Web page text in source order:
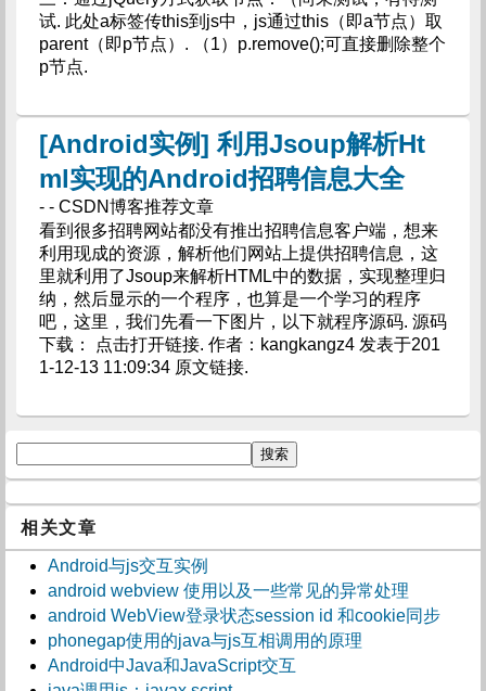
试. 此处a标签传this到js中，js通过this（即a节点）取
parent（即p节点）. （1）p.remove();可直接删除整个
p节点.
[Android实例] 利用Jsoup解析Ht
ml实现的Android招聘信息大全
- - CSDN博客推荐文章
看到很多招聘网站都没有推出招聘信息客户端，想来
利用现成的资源，解析他们网站上提供招聘信息，这
里就利用了Jsoup来解析HTML中的数据，实现整理归
纳，然后显示的一个程序，也算是一个学习的程序
吧，这里，我们先看一下图片，以下就程序源码. 源码
下载： 点击打开链接. 作者：kangkangz4 发表于201
1-12-13 11:09:34 原文链接.
相关文章
Android与js交互实例
android webview 使用以及一些常见的异常处理
android WebView登录状态session id 和cookie同步
phonegap使用的java与js互相调用的原理
Android中Java和JavaScript交互